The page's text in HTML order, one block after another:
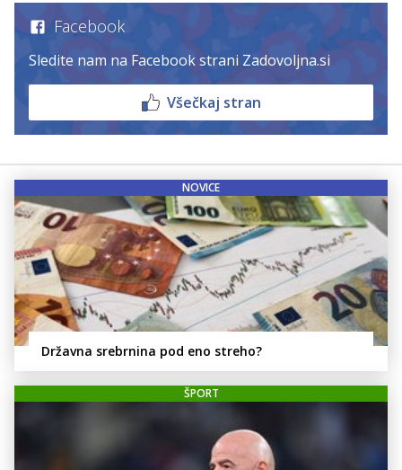
Facebook
Sledite nam na Facebook strani Zadovoljna.si
Všečkaj stran
NOVICE
Državna srebrnina pod eno streho?
ŠPORT